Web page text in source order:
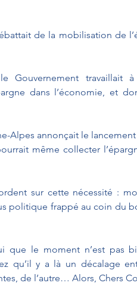
de la mobilisation de
Gouvernement travaillait
dans l’économie, et
Alpes annonçait le
même collecter
sur cette nécessité :
politique frappé au coin du
que le moment n’est pas
qu’il y a là un décalage
de l’autre… Alors, Chers